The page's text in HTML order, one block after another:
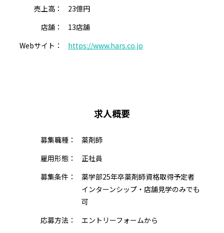
売上高：
23億円
店舗：
13店舗
Webサイト：
https://www.hars.co.jp
求人概要
募集職種：
薬剤師
雇用形態：
正社員
募集条件：
薬学部25年卒薬剤師資格取得予定者
インターンシップ・店舗見学のみでも
可
応募方法：
エントリーフォームから